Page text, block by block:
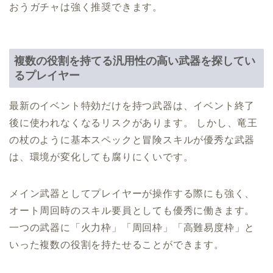
おうガチャは強く推奨できます。
複数の役割を持てる汎用性の高い武器を探してい
るプレイヤー
最新のイベント特効だけを持つ武器は、イベント終了
後に使われなくなるリスクがあります。 しかし、竜王
の杖のように基本スペックと冒険スキルが優秀な武器
は、環境が変化しても腐りにくいです。
メイン武器としてプレイヤーが操作する際にも強く、
オート周回時のスキル要員としても優秀に働きます。
一つの武器に「火力枠」「周回枠」「高難易度枠」と
いった複数の役割を持たせることができます。